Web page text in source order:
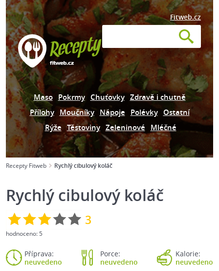
Fitweb.cz
Maso Pokrmy Chuťovky Zdravě i chutně
Přílohy Moučníky Nápoje Polévky Ostatní
Rýže Těstoviny Zeleninové Mléčné
Recepty Fitweb Rychlý cibulový koláč
Rychlý cibulový koláč
3
hodnoceno:5
Příprava:
neuvedeno
Porce:
neuvedeno
Kalorie:
neuvedeno